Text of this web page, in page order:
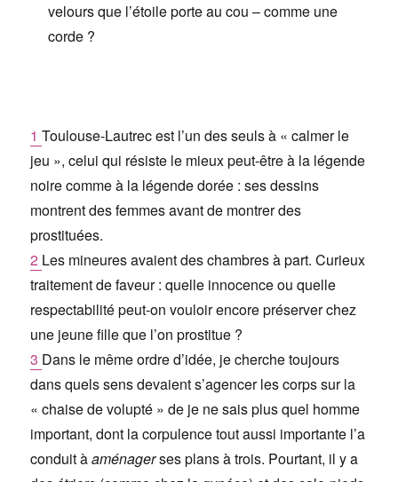
velours que l’étoile porte au cou – comme une
corde ?
1Toulouse-Lautrec est l’un des seuls à « calmer le
jeu », celui qui résiste le mieux peut-être à la légende
noire comme à la légende dorée : ses dessins
montrent des femmes avant de montrer des
prostituées.
2 Les mineures avaient des chambres à part. Curieux
traitement de faveur : quelle innocence ou quelle
respectabilité peut-on vouloir encore préserver chez
une jeune fille que l’on prostitue ?
3 Dans le même ordre d’idée, je cherche toujours
dans quels sens devaient s’agencer les corps sur la
« chaise de volupté » de je ne sais plus quel homme
important, dont la corpulence tout aussi importante l’a
conduit àaménagerses plans à trois. Pourtant, il y a